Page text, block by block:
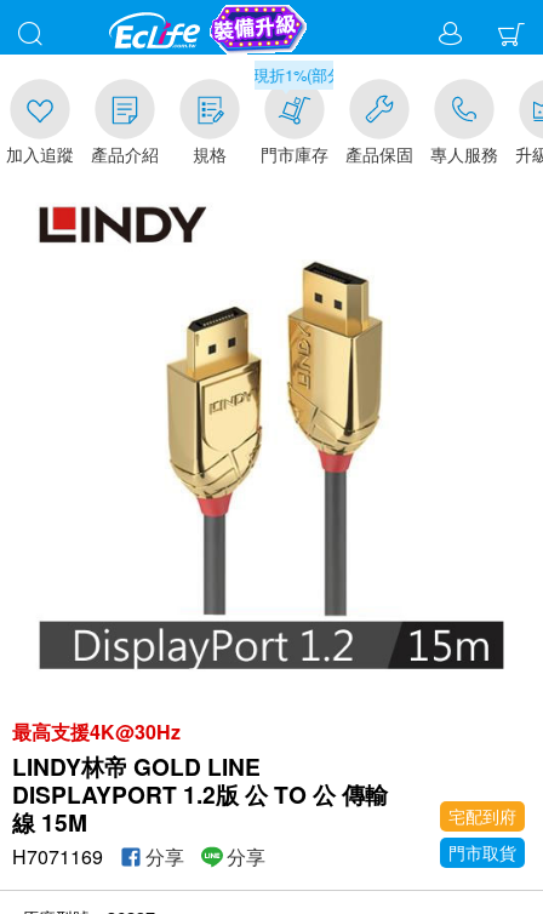
加入追蹤 產品介紹 規格
滿千元門市取貨現折1%(部分商品不適用)-請點我看
門市庫存 產品保固 專人服務 升
最高支援4K@30Hz
LINDY林帝 GOLD LINE
DISPLAYPORT 1.2版 公 TO 公 傳輸
線 15M
宅配到府
門市取貨
H7071169 分享 分享